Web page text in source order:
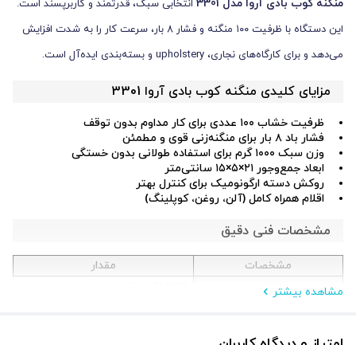
منگنه کوب بادی آروا مدل 3301
انتخابی سبک، قدرتمند و کاربرپسند است.
این دستگاه با ظرفیت ۱۰۰ منگنه و فشار ۸ بار، سرعت کار را به شدت افزایش
می‌دهد و برای کارگاه‌های نجاری، upholstery و بسته‌بندی ایده‌آل است.
مزایای کلیدی منگنه کوب بادی آروا 3301
ظرفیت خشاب ۱۰۰ عددی برای کار مداوم بدون توقف
فشار باد ۸ بار برای منگنه‌زنی قوی و مطمئن
وزن سبک ۱۰۰۰ گرم برای استفاده طولانی بدون خستگی
ابعاد جمع‌وجور ۲۱×۵×۱۵ سانتی‌متر
روکش دسته ارگونومیک برای کنترل بهتر
اقلام همراه کامل (آلن، روغن، کوپلینگ)
مشخصات فنی دقیق
مشخصات
مقدار
ابعادمشاهده بیشتر